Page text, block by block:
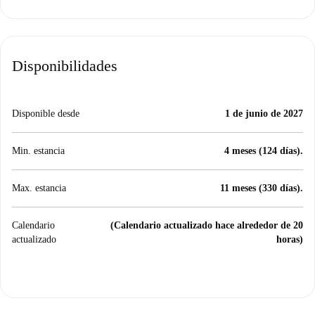
Disponibilidades
Disponible desde 1 de junio de 2027
Min. estancia 4 meses (124 días).
Max. estancia 11 meses (330 días).
Calendario
actualizado
(Calendario actualizado hace alrededor de 20
horas)